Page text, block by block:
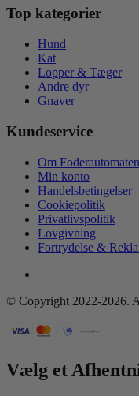
Top kategorier
Hund
Kat
Lopper & Tæger
Andre dyr
Gnaver
Kundeservice
Om Foderautomaten
Min konto
Handelsbetingelser
Cookiepolitik
Privatlivspolitik
Lovgivning
Fortrydelse &
© Copyright 2022-2026.
Vælg et